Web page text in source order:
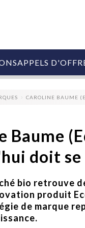
APPELS
CAROLINE BAUME
Baume
doit
bio retrouve
produit
de marque